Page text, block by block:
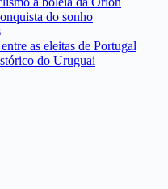
do sonho
as eleitas de Portugal
do Uruguai